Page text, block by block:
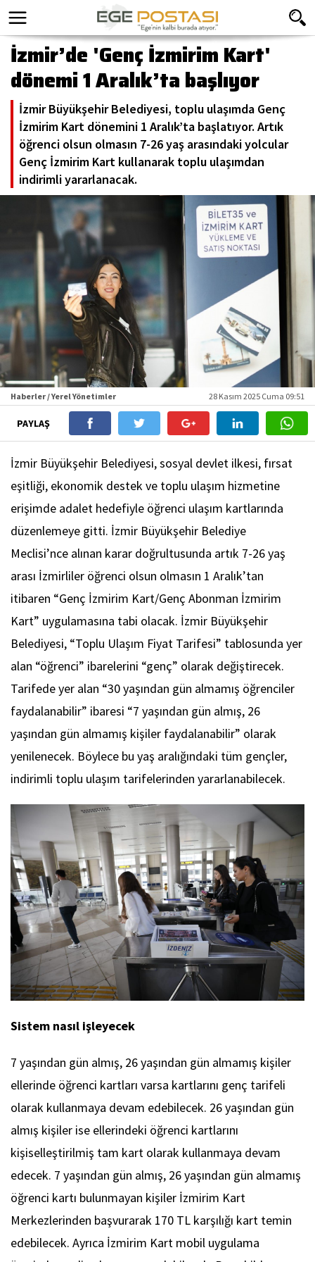
İzmir’de 'Genç İzmirim Kart'
dönemi 1 Aralık’ta başlıyor
İzmir Büyükşehir Belediyesi, toplu ulaşımda Genç
İzmirim Kart dönemini 1 Aralık’ta başlatıyor. Artık
öğrenci olsun olmasın 7-26 yaş arasındaki yolcular
Genç İzmirim Kart kullanarak toplu ulaşımdan
indirimli yararlanacak.
Haberler / Yerel Yönetimler 28 Kasım 2025 Cuma 09:51
PAYLAŞ
İzmir Büyükşehir Belediyesi, sosyal devlet ilkesi, fırsat
eşitliği, ekonomik destek ve toplu ulaşım hizmetine
erişimde adalet hedefiyle öğrenci ulaşım kartlarında
düzenlemeye gitti. İzmir Büyükşehir Belediye
Meclisi’nce alınan karar doğrultusunda artık 7-26 yaş
arası İzmirliler öğrenci olsun olmasın 1 Aralık’tan
itibaren “Genç İzmirim Kart/Genç Abonman İzmirim
Kart” uygulamasına tabi olacak. İzmir Büyükşehir
Belediyesi, “Toplu Ulaşım Fiyat Tarifesi” tablosunda yer
alan “öğrenci” ibarelerini “genç” olarak değiştirecek.
Tarifede yer alan “30 yaşından gün almamış öğrenciler
faydalanabilir” ibaresi “7 yaşından gün almış, 26
yaşından gün almamış kişiler faydalanabilir” olarak
yenilenecek. Böylece bu yaş aralığındaki tüm gençler,
indirimli toplu ulaşım tarifelerinden yararlanabilecek.
Sistem nasıl işleyecek
7 yaşından gün almış, 26 yaşından gün almamış kişiler
ellerinde öğrenci kartları varsa kartlarını genç tarifeli
olarak kullanmaya devam edebilecek. 26 yaşından gün
almış kişiler ise ellerindeki öğrenci kartlarını
kişiselleştirilmiş tam kart olarak kullanmaya devam
edecek. 7 yaşından gün almış, 26 yaşından gün almamış
öğrenci kartı bulunmayan kişiler İzmirim Kart
Merkezlerinden başvurarak 170 TL karşılığı kart temin
edebilecek. Ayrıca İzmirim Kart mobil uygulama